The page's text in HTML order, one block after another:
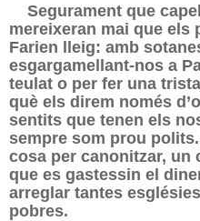
Segurament que
mereixeran mai que els
Farien lleig: amb
esgargamellant-nos a
teulat o per fer una
què els direm només
sentits que tenen els
sempre som prou
cosa per canonitzar, un
que es gastessin el
arreglar tantes
pobres.